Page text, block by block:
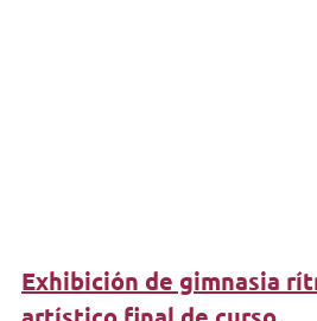
Exhibición de gimnasia